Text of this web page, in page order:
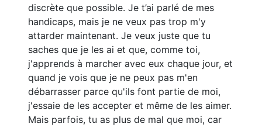
discrète que possible. Je t’ai parlé de mes
handicaps, mais je ne veux pas trop m'y
attarder maintenant. Je veux juste que tu
saches que je les ai et que, comme toi,
j'apprends à marcher avec eux chaque jour, et
quand je vois que je ne peux pas m'en
débarrasser parce qu'ils font partie de moi,
j'essaie de les accepter et même de les aimer.
Mais parfois, tu as plus de mal que moi, car